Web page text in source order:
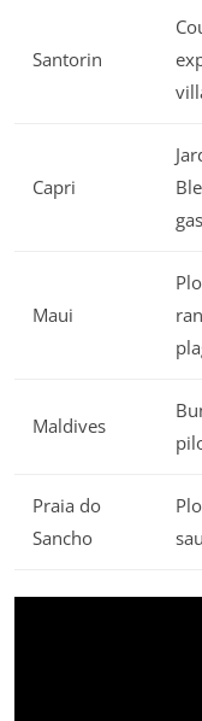
Santorin
Capri
Maui
Maldives
Praia do
Sancho